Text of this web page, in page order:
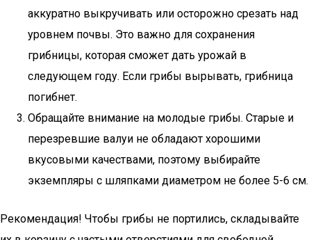
аккуратно выкручивать или осторожно срезать над
уровнем почвы. Это важно для сохранения
грибницы, которая сможет дать урожай в
следующем году. Если грибы вырывать, грибница
погибнет.
Обращайте внимание на молодые грибы. Старые и
перезревшие валуи не обладают хорошими
вкусовыми качествами, поэтому выбирайте
экземпляры с шляпками диаметром не более 5-6 см.
Рекомендация! Чтобы грибы не портились, складывайте